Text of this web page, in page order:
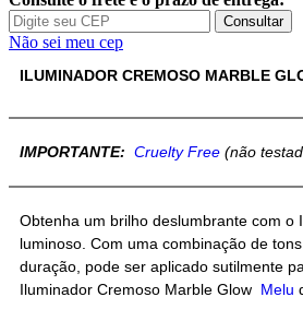
Melu
Ruby
quantidade
Consultar
Não sei meu cep
ILUMINADOR CREMOSO MARBLE
IMPORTANTE: Cruelty Free (não
Obtenha um brilho deslumbrante com o
luminoso. Com uma combinação de
duração, pode ser aplicado sutilmente
Iluminador Cremoso Marble Glow Melu